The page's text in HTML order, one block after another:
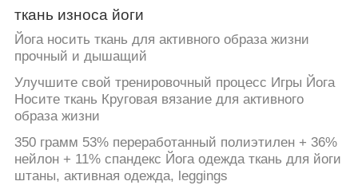
ткань износа йоги
Йога носить ткань для активного образа жизни
прочный и дышащий
Улучшите свой тренировочный процесс Игры Йога
Носите ткань Круговая вязание для активного
образа жизни
350 грамм 53% переработанный полиэтилен + 36%
нейлон + 11% спандекс Йога одежда ткань для йоги
штаны, активная одежда, leggings